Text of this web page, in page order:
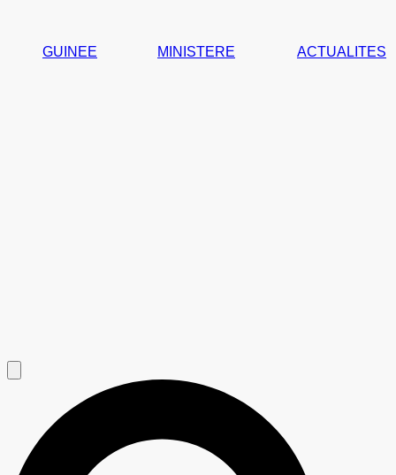
GUINEE MINISTERE ACTUALITES